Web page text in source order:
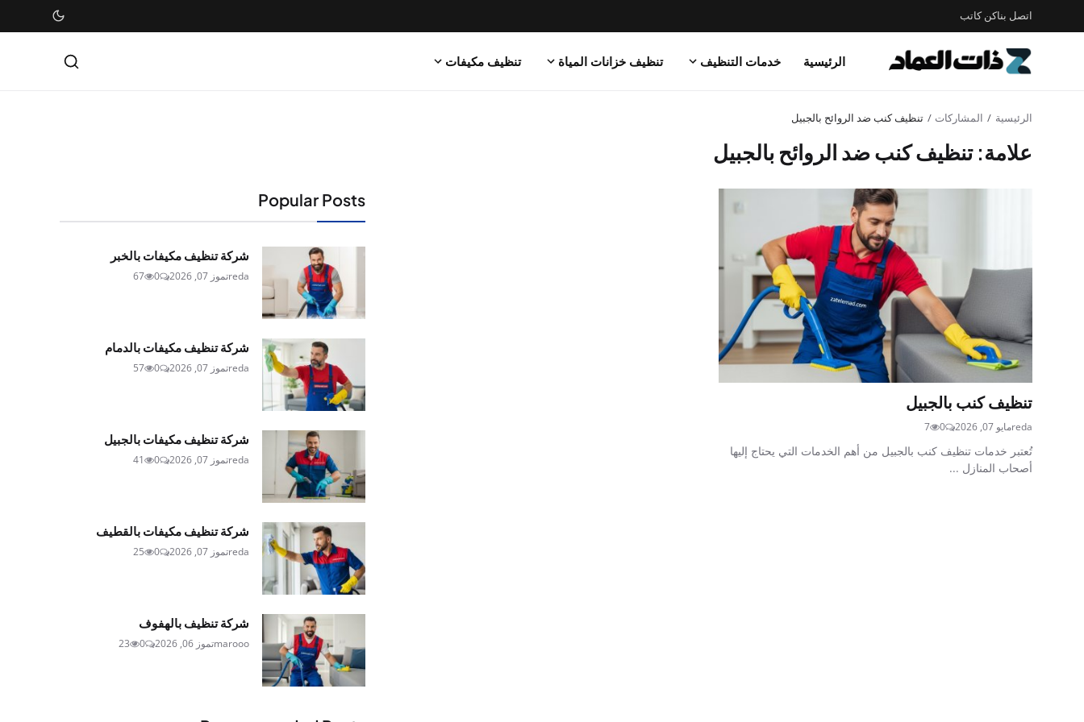
اتصل بناكن كاتب
الرئيسية خدمات التنظيف تنظيف خزانات المياة تنظيف مكيفات
الرئيسية المشاركات تنظيف كنب ضد الروائح بالجبيل
علامة: تنظيف كنب ضد الروائح بالجبيل
تنظيف كنب بالجبيل
redaمايو 07, 2026 0
7
تُعتبر خدمات تنظيف كنب بالجبيل من أهم الخدمات التي يحتاج إليها
أصحاب المنازل ...
Popular Posts
شركة تنظيف مكيفات بالخبر
redaتموز 07, 2026 0
67
شركة تنظيف مكيفات بالدمام
redaتموز 07, 2026 0
57
شركة تنظيف مكيفات بالجبيل
redaتموز 07, 2026 0
41
شركة تنظيف مكيفات بالقطيف
redaتموز 07, 2026 0
25
شركة تنظيف بالهفوف
maroooتموز 06, 2026 0
23